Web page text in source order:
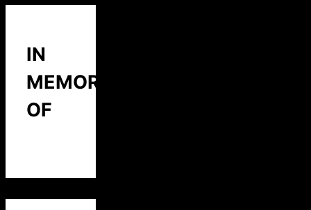
IN
MEMORY
OF